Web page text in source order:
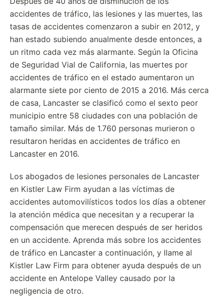
accidentes de tráfico, las lesiones y las muertes, las
tasas de accidentes comenzaron a subir en 2012, y
han estado subiendo anualmente desde entonces, a
un ritmo cada vez más alarmante. Según la Oficina
de Seguridad Vial de California, las muertes por
accidentes de tráfico en el estado aumentaron un
alarmante siete por ciento de 2015 a 2016. Más cerca
de casa, Lancaster se clasificó como el sexto peor
municipio entre 58 ciudades con una población de
tamaño similar. Más de 1.760 personas murieron o
resultaron heridas en accidentes de tráfico en
Lancaster en 2016.
Los abogados de lesiones personales de Lancaster
en Kistler Law Firm ayudan a las víctimas de
accidentes automovilísticos todos los días a obtener
la atención médica que necesitan y a recuperar la
compensación que merecen después de ser heridos
en un accidente. Aprenda más sobre los accidentes
de tráfico en Lancaster a continuación, y llame al
Kistler Law Firm para obtener ayuda después de un
accidente en Antelope Valley causado por la
negligencia de otro.